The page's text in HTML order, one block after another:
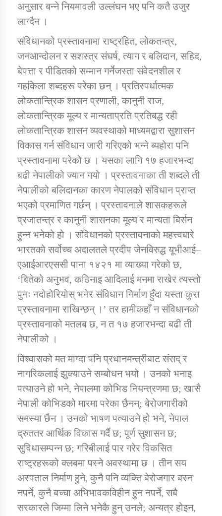
अनुसार बन्ने नियमावली उल्लंघन भए पनि कतै उजुर
लाग्दैन ।
संविधानको प्रस्तावनामा राष्ट्रहित, लोकतन्त्र,
जनआन्दोलन र सशस्त्र संघर्ष, त्याग र बलिदान, सहिद,
बेपत्ता र पीडितको सम्मान गर्नेजस्ता संवेदनशील र
गहकिला शब्दहरू परेका छन् । प्रतिस्पर्धात्मक
लोकतान्त्रिक शासन प्रणाली, कानुनी राज,
लोकतान्त्रिक मूल्य र मान्यताप्रति प्रतिबद्ध रही
लोकतान्त्रिक शासन व्यवस्थाको माध्यमद्वारा सुशासन
विकास गर्न संविधान जारी गरिएको भन्ने ब्यहोरा पनि
प्रस्तावनामा परेको छ । यसका लागि १७ हजारभन्दा
बढी नेपालीको ज्यान गयो । प्रस्तावनाका ती शब्दले ती
नेपालीको बलिदानका कारण नेपालको संविधान प्राप्त
भएको प्रमाणित गर्छन् । प्रस्तावनाले शासकहरूले
प्रजातन्त्र र कानुनी शासनका मूल्य र मान्यता बिर्सन
हुन्न भनेको हो । संविधानको प्रस्तावनाको महत्त्वबारे
भारतको सर्वोच्च अदालतले प्रदीप जेनविरुद्ध यूभीआई–
एआईआरएससी पाना १४२१ मा व्याख्या गरेको छ,
‘बितेको अनुभव, कठिनाइ आदिलाई मनमा राखेर त्यस्तो
पुनः नदोहोरियोस् भनेर संविधान निर्माण हुँदा यस्ता कुरा
प्रस्तावनामा राखिन्छन् ।’ तर हामीकहाँ न संविधानको
प्रस्तावनाको मतलब छ, न त १७ हजारभन्दा बढी ती
नेपालीको ।
विश्वासको मत माग्दा पनि प्रधानमन्त्रीबाट संसद् र
नागरिकलाई झुक्याउने सम्बोधन भयो । उनको भनाइ
पत्याउने हो भने, नेपालमा कोभिड नियन्त्रणमा छ; खासै
नेपाली कोभिडको मारमा परेका छैनन्; बेरोजगारीको
समस्या छैन । उनको भाषण पत्याउने हो भने, नेपाल
द्रुततर आर्थिक विकास गर्दै छ; पूर्ण सुशासन छ;
सुविधासम्पन्न छ; गरिबीलाई पार गरेर विकसित
राष्ट्रहरूको क्लबमा पस्ने अवस्थामा छ । तीन सय
अस्पताल निर्माण हुने, कुनै पनि व्यक्ति बेरोजगार बस्न
नपर्ने, कुनै बच्चा अभिभावकविहीन हुन नपर्ने, सबै
सरकारले जिम्मा लिने भनेकै हुन् उनले; अन्यत्र होइन,